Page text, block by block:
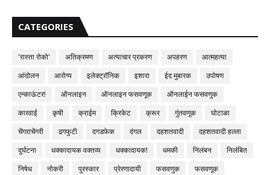
CATEGORIES
'रास्ता रोको' अतिक्रमण अत्याचार प्रकरण अपहरण
आत्महत्या
आंदोलन
आरोग्य इलेक्ट्रॉनिक इशारा ईद मुबारक
उपोषण
एन्काऊंटर!
ऑनलाइन ऑनलाइन फसवणूक
ऑनलाईन फसवणुक
कारवाई
कृषी क्राईम क्रिकेट क्रूर गुंतवणूक
घोटाळा
चेंगराचेंगरी
ढगफुटी दगडफेक दंगल दहशतवादी
दहशतवादी हल्ला
दुर्घटना
धक्कादायक वक्तव्य धक्कादायक! धमकी निलंबन
निलंबित
निषेध
नोकरी पुरस्कार प्रेरणादायी फसवणुक
फसवणूक